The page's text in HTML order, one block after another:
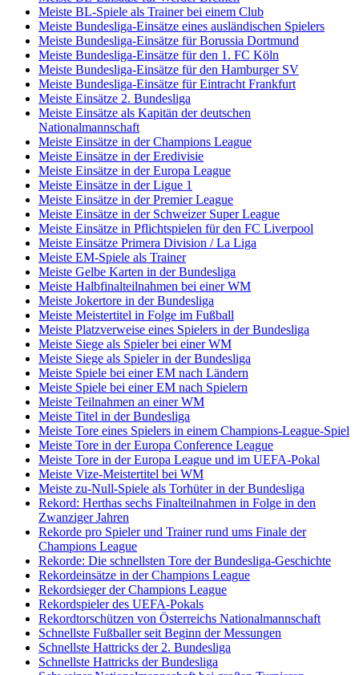
Meiste BL-Spiele als Trainer bei einem Club
Meiste Bundesliga-Einsätze eines ausländischen Spielers
Meiste Bundesliga-Einsätze für Borussia Dortmund
Meiste Bundesliga-Einsätze für den 1. FC Köln
Meiste Bundesliga-Einsätze für den Hamburger SV
Meiste Bundesliga-Einsätze für Eintracht Frankfurt
Meiste Einsätze 2. Bundesliga
Meiste Einsätze als Kapitän der deutschen
Nationalmannschaft
Meiste Einsätze in der Champions League
Meiste Einsätze in der Eredivisie
Meiste Einsätze in der Europa League
Meiste Einsätze in der Ligue 1
Meiste Einsätze in der Premier League
Meiste Einsätze in der Schweizer Super League
Meiste Einsätze in Pflichtspielen für den FC Liverpool
Meiste Einsätze Primera Division / La Liga
Meiste EM-Spiele als Trainer
Meiste Gelbe Karten in der Bundesliga
Meiste Halbfinalteilnahmen bei einer WM
Meiste Jokertore in der Bundesliga
Meiste Meistertitel in Folge im Fußball
Meiste Platzverweise eines Spielers in der Bundesliga
Meiste Siege als Spieler bei einer WM
Meiste Siege als Spieler in der Bundesliga
Meiste Spiele bei einer EM nach Ländern
Meiste Spiele bei einer EM nach Spielern
Meiste Teilnahmen an einer WM
Meiste Titel in der Bundesliga
Meiste Tore eines Spielers in einem Champions-League-Spiel
Meiste Tore in der Europa Conference League
Meiste Tore in der Europa League und im UEFA-Pokal
Meiste Vize-Meistertitel bei WM
Meiste zu-Null-Spiele als Torhüter in der Bundesliga
Rekord: Herthas sechs Finalteilnahmen in Folge in den
Zwanziger Jahren
Rekorde pro Spieler und Trainer rund ums Finale der
Champions League
Rekorde: Die schnellsten Tore der Bundesliga-Geschichte
Rekordeinsätze in der Champions League
Rekordsieger der Champions League
Rekordspieler des UEFA-Pokals
Rekordtorschützen von Österreichs Nationalmannschaft
Schnellste Fußballer seit Beginn der Messungen
Schnellste Hattricks der 2. Bundesliga
Schnellste Hattricks der Bundesliga